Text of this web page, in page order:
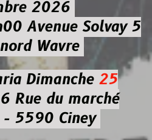
2026
Avenue Solvay 5
Wavre
Dimanche 25
Rue du marché
5590 Ciney